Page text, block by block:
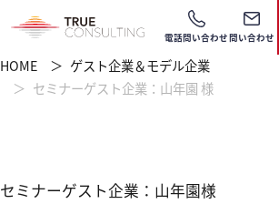
電話問い合わせ問い合わせ
HOME
ゲスト企業＆モデル企業
セミナーゲスト企業：山年園 様
セミナーゲスト企業：山年園様